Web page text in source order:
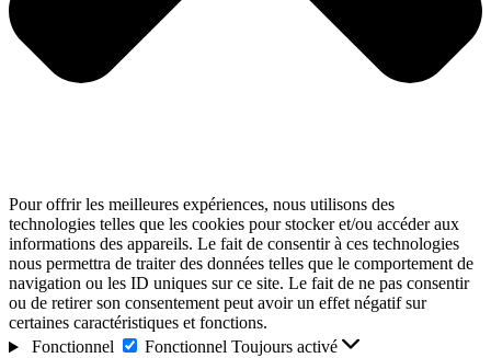
Pour offrir les meilleures expériences, nous utilisons des
technologies telles que les cookies pour stocker et/ou accéder aux
informations des appareils. Le fait de consentir à ces technologies
nous permettra de traiter des données telles que le comportement de
navigation ou les ID uniques sur ce site. Le fait de ne pas consentir
ou de retirer son consentement peut avoir un effet négatif sur
certaines caractéristiques et fonctions.
Fonctionnel
Fonctionnel Toujours activé